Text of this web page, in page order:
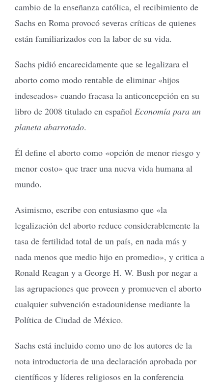
cambio de la enseñanza católica, el recibimiento de
Sachs en Roma provocó severas críticas de quienes
están familiarizados con la labor de su vida.
Sachs pidió encarecidamente que se legalizara el
aborto como modo rentable de eliminar «hijos
indeseados» cuando fracasa la anticoncepción en su
libro de 2008 titulado en español Economía para un
planeta abarrotado.
Él define el aborto como «opción de menor riesgo y
menor costo» que traer una nueva vida humana al
mundo.
Asimismo, escribe con entusiasmo que «la
legalización del aborto reduce considerablemente la
tasa de fertilidad total de un país, en nada más y
nada menos que medio hijo en promedio», y critica a
Ronald Reagan y a George H. W. Bush por negar a
las agrupaciones que proveen y promueven el aborto
cualquier subvención estadounidense mediante la
Política de Ciudad de México.
Sachs está incluido como uno de los autores de la
nota introductoria de una declaración aprobada por
científicos y líderes religiosos en la conferencia